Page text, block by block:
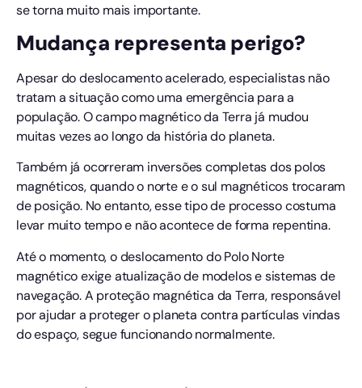
se torna muito mais importante.
Mudança representa perigo?
Apesar do deslocamento acelerado, especialistas não
tratam a situação como uma emergência para a
população. O campo magnético da Terra já mudou
muitas vezes ao longo da história do planeta.
Também já ocorreram inversões completas dos polos
magnéticos, quando o norte e o sul magnéticos trocaram
de posição. No entanto, esse tipo de processo costuma
levar muito tempo e não acontece de forma repentina.
Até o momento, o deslocamento do Polo Norte
magnético exige atualização de modelos e sistemas de
navegação. A proteção magnética da Terra, responsável
por ajudar a proteger o planeta contra partículas vindas
do espaço, segue funcionando normalmente.